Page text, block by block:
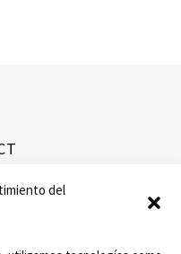
del
351